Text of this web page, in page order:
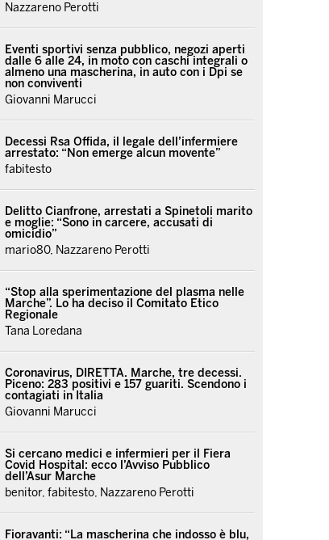
Nazzareno Perotti
Eventi sportivi senza pubblico, negozi aperti
dalle 6 alle 24, in moto con caschi integrali o
almeno una mascherina, in auto con i Dpi se
non conviventi
Giovanni Marucci
Decessi Rsa Offida, il legale dell’infermiere
arrestato: “Non emerge alcun movente”
fabitesto
Delitto Cianfrone, arrestati a Spinetoli marito
e moglie: “Sono in carcere, accusati di
omicidio”
mario80, Nazzareno Perotti
“Stop alla sperimentazione del plasma nelle
Marche”. Lo ha deciso il Comitato Etico
Regionale
Tana Loredana
Coronavirus, DIRETTA. Marche, tre decessi.
Piceno: 283 positivi e 157 guariti. Scendono i
contagiati in Italia
Giovanni Marucci
Si cercano medici e infermieri per il Fiera
Covid Hospital: ecco l’Avviso Pubblico
dell’Asur Marche
benitor, fabitesto, Nazzareno Perotti
Fioravanti: “La mascherina che indosso è blu,